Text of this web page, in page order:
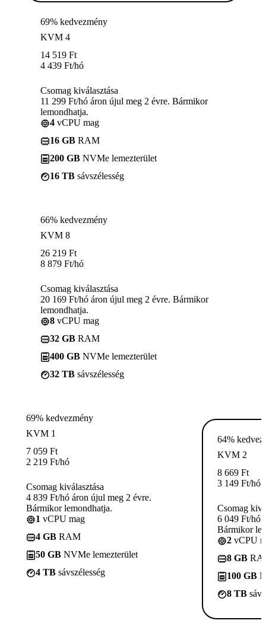
69% kedvezmény
KVM 4
14 519 Ft
4 439 Ft/hó
Csomag kiválasztása
11 299 Ft/hó áron újul meg 2 évre. Bármikor
lemondhatja.
4 vCPU mag
16 GB RAM
200 GB NVMe lemezterület
16 TB sávszélesség
66% kedvezmény
KVM 8
26 219 Ft
8 879 Ft/hó
Csomag kiválasztása
20 169 Ft/hó áron újul meg 2 évre. Bármikor
lemondhatja.
8 vCPU mag
32 GB RAM
400 GB NVMe lemezterület
32 TB sávszélesség
69% kedvezmény
KVM 1
7 059 Ft
2 219 Ft/hó
Csomag kiválasztása
4 839 Ft/hó áron újul meg 2 évre.
Bármikor lemondhatja.
1 vCPU mag
4 GB RAM
50 GB NVMe lemezterület
4 TB sávszélesség
64%
KVM 2
8 669 Ft
3 149 Ft/hó
Csomag
6 049 Ft/hó
Bármikor
2 vCPU
8 GB
100 GB
8 TB